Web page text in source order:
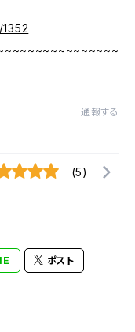
通報する
(5)
ポスト